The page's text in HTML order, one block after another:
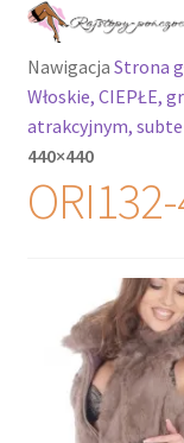
Przejdź
nawigacji
Przejdź
treści
Rajstopy
Rajstopy Orirose
Pończochy i
Podkolanówki i
skarpetki
Wszystkie
produkty
Nawigacja Strona
Włoskie, CIEPŁE,
atrakcyjnym,
440×440